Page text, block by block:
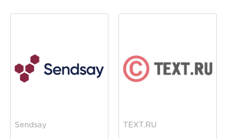
Sendsay TEXT.RU